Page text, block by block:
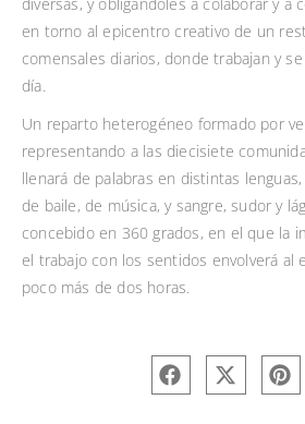
en torno al epicentro creativo de un
comensales diarios, donde trabajan y
día.
Un reparto heterogéneo formado por
representando a las diecisiete
llenará de palabras en distintas
de baile, de música, y sangre, sudor y
concebido en 360 grados, en el que la
el trabajo con los sentidos envolverá al
poco más de dos horas.